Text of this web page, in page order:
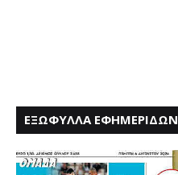
ΕΞΩΦΥΛΛΑ ΕΦΗΜΕΡΙΔΩΝ